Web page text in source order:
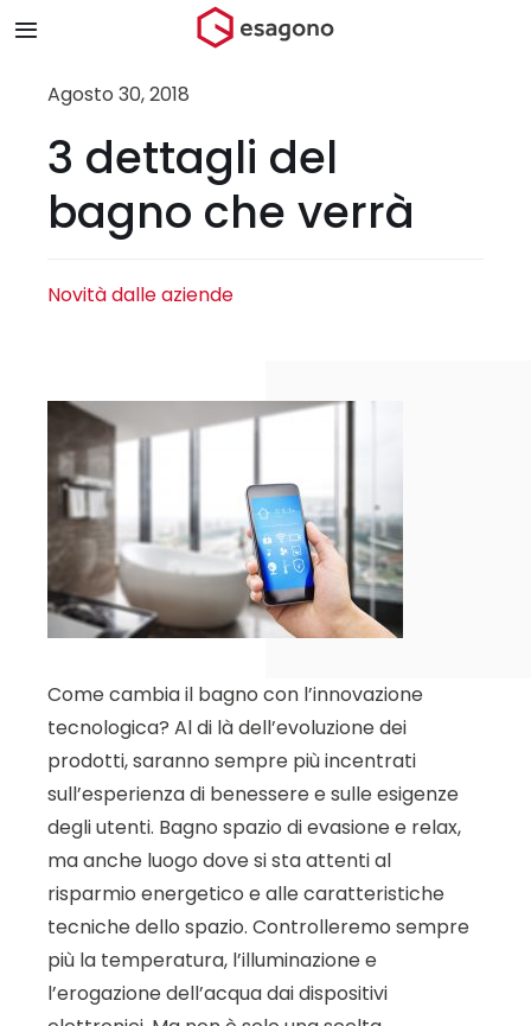
contenuto
Toggle
Navigation
Chi siamo
Agosto 30, 2018
3 dettagli del
bagno che verrà
Novità dalle aziende
Come cambia il bagno con l’innovazione
tecnologica? Al di là dell’evoluzione dei
prodotti, saranno sempre più incentrati
sull’esperienza di benessere e sulle esigenze
degli utenti. Bagno spazio di evasione e relax,
ma anche luogo dove si sta attenti al
risparmio energetico e alle caratteristiche
tecniche dello spazio. Controlleremo sempre
più la temperatura, l’illuminazione e
l’erogazione dell’acqua dai dispositivi